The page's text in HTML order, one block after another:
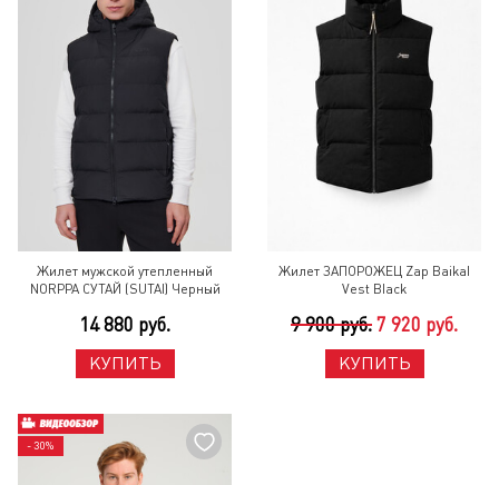
Жилет мужской утепленный
NORPPA СУТАЙ (SUTAI) Черный
14 880 руб.
КУПИТЬ
Жилет ЗАПОРОЖЕЦ Zap Baikal
Vest Black
9 900 руб. 7 920 руб.
КУПИТЬ
- 30%